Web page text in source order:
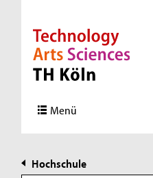
Direkt zur Hauptnavigation
Direkt zur Subnavigation
Direkt zum Inhalt
Direkt zum Fußbereich
Menü
Hochschule